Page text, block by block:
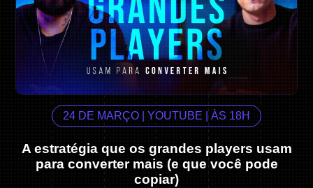
24 DE MARÇO | YOUTUBE | ÀS 18H
A estratégia que os grandes players usam
para converter mais (e que você pode
copiar)